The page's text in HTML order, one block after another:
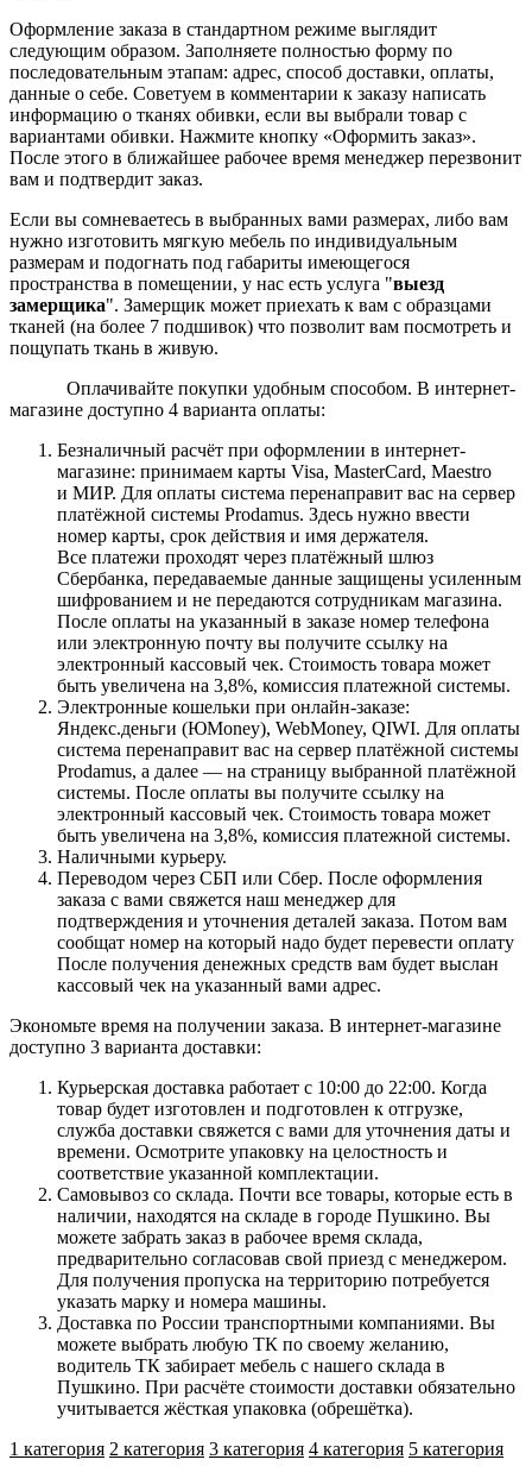
Оформление заказа в стандартном режиме выглядит
следующим образом. Заполняете полностью форму по
последовательным этапам: адрес, способ доставки, оплаты,
данные о себе. Советуем в комментарии к заказу написать
информацию о тканях обивки, если вы выбрали товар с
вариантами обивки. Нажмите кнопку «Оформить заказ».
После этого в ближайшее рабочее время менеджер перезвонит
вам и подтвердит заказ.
Если вы сомневаетесь в выбранных вами размерах, либо вам
нужно изготовить мягкую мебель по индивидуальным
размерам и подогнать под габариты имеющегося
пространства в помещении, у нас есть услуга "выезд
замерщика". Замерщик может приехать к вам с образцами
тканей (на более 7 подшивок) что позволит вам посмотреть и
пощупать ткань в живую.
Оплачивайте покупки удобным способом. В интернет-
магазине доступно 4 варианта оплаты:
Безналичный расчёт при оформлении в интернет-
магазине: принимаем карты Visa, MasterCard, Maestro
и МИР. Для оплаты система перенаправит вас на сервер
платёжной системы Prodamus. Здесь нужно ввести
номер карты, срок действия и имя держателя.
Все платежи проходят через платёжный шлюз
Сбербанка, передаваемые данные защищены усиленным
шифрованием и не передаются сотрудникам магазина.
После оплаты на указанный в заказе номер телефона
или электронную почту вы получите ссылку на
электронный кассовый чек. Стоимость товара может
быть увеличена на 3,8%, комиссия платежной системы.
Электронные кошельки при онлайн-заказе:
Яндекс.деньги (ЮMoney), WebMoney, QIWI. Для оплаты
система перенаправит вас на сервер платёжной системы
Prodamus, а далее — на страницу выбранной платёжной
системы. После оплаты вы получите ссылку на
электронный кассовый чек. Стоимость товара может
быть увеличена на 3,8%, комиссия платежной системы.
Наличными курьеру.
Переводом через СБП или Сбер. После оформления
заказа с вами свяжется наш менеджер для
подтверждения и уточнения деталей заказа. Потом вам
сообщат номер на который надо будет перевести оплату
После получения денежных средств вам будет выслан
кассовый чек на указанный вами адрес.
Экономьте время на получении заказа. В интернет-магазине
доступно 3 варианта доставки:
Курьерская доставка работает с 10:00 до 22:00. Когда
товар будет изготовлен и подготовлен к отгрузке,
служба доставки свяжется с вами для уточнения даты и
времени. Осмотрите упаковку на целостность и
соответствие указанной комплектации.
Самовывоз со склада. Почти все товары, которые есть в
наличии, находятся на складе в городе Пушкино. Вы
можете забрать заказ в рабочее время склада,
предварительно согласовав свой приезд с менеджером.
Для получения пропуска на территорию потребуется
указать марку и номера машины.
Доставка по России транспортными компаниями. Вы
можете выбрать любую ТК по своему желанию,
водитель ТК забирает мебель с нашего склада в
Пушкино. При расчёте стоимости доставки обязательно
учитывается жёсткая упаковка (обрешётка).
1 категория 2 категория 3 категория 4 категория 5 категория